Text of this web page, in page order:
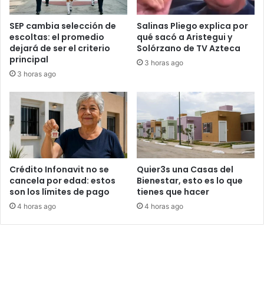
SEP cambia selección de
escoltas: el promedio
dejará de ser el criterio
principal
3 horas ago
Salinas Pliego explica por
qué sacó a Aristegui y
Solórzano de TV Azteca
3 horas ago
Crédito Infonavit no se
cancela por edad: estos
son los límites de pago
4 horas ago
Quier3s una Casas del
Bienestar, esto es lo que
tienes que hacer
4 horas ago